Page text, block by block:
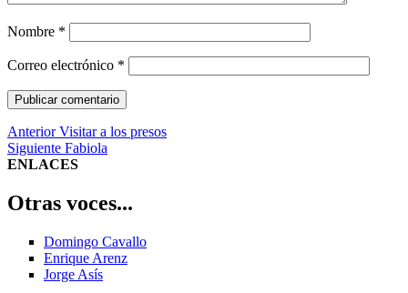
Nombre *
Correo electrónico *
Navegación
de
Anterior Entrada
anterior:
Visitar a los presos
Siguiente Entrada
siguiente:
Fabiola
ENLACES
Otras voces...
Domingo Cavallo
Enrique Arenz
Jorge Asís